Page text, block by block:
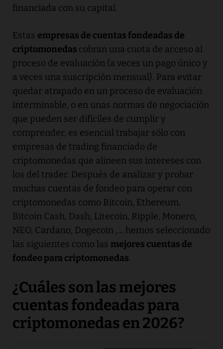
financiada con su capital.
Estas empresas de cuentas fondeadas de
criptomonedas cobran una cuota de acceso al
proceso de evaluación (a veces un pago único y
a veces una suscripción mensual). Para evitar
quedar atrapado en un proceso de evaluación
interminable, o en unas normas de negociación
que pueden ser difíciles de cumplir y
comprender, es esencial trabajar sólo con
empresas de trading financiado de
criptomonedas que alineen sus intereses con
los del trader. Después de analizar y probar
muchas cuentas de fondeo para operar con
criptomonedas como Bitcoin, Ethereum,
Bitcoin Cash, Dash, Litecoin, Ripple, Monero,
NEO, Cardano, Dogecoin ,… hemos seleccionado
las siguientes como las mejores cuentas de
fondeo para criptomonedas.
¿Cuáles son las mejores
cuentas fondeadas para
criptomonedas en 2026?